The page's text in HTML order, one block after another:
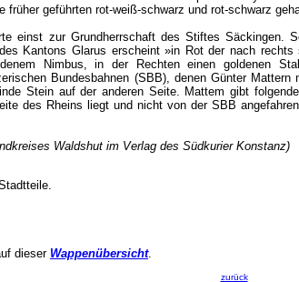
geführten rot-weiß-schwarz und rot-schwarz
einst zur Grundherrschaft des Stiftes Säckingen.
Kantons Glarus erscheint »in Rot der nach
Nimbus, in der Rechten einen goldenen
Bundesbahnen (SBB), denen Günter
Stein auf der anderen Seite. Mattem gibt
des Rheins liegt und nicht von der SBB
Waldshut im Verlag des Südkurier Konstanz)
dieser Wappenübersicht.
zurück